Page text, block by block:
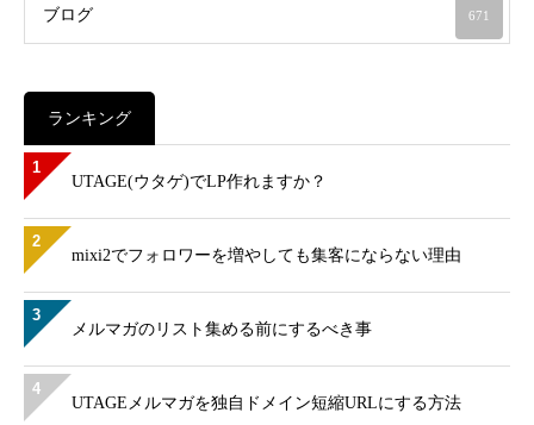
ブログ 671
ランキング
1
UTAGE(ウタゲ)でLP作れますか？
2
mixi2でフォロワーを増やしても集客にならない理由
3
メルマガのリスト集める前にするべき事
4
UTAGEメルマガを独自ドメイン短縮URLにする方法